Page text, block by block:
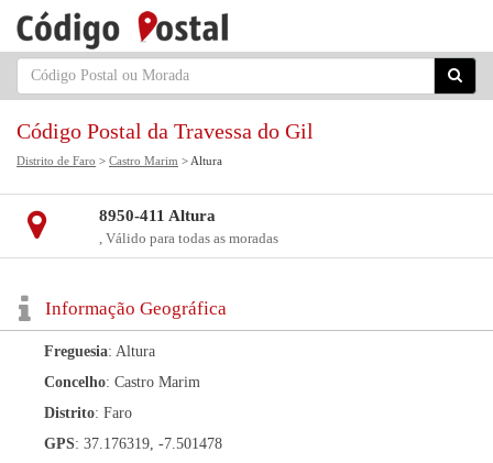
Código Postal da Travessa do Gil
Distrito de Faro > Castro Marim > Altura
8950-411 Altura
, Válido para todas as moradas
Informação Geográfica
Freguesia: Altura
Concelho: Castro Marim
Distrito: Faro
GPS: 37.176319, -7.501478